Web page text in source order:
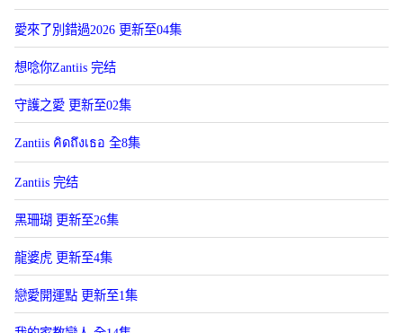
愛來了別錯過2026 更新至04集
想唸你Zantiis 完结
守護之愛 更新至02集
Zantiis คิดถึงเธอ 全8集
Zantiis 完结
黑珊瑚 更新至26集
龍婆虎 更新至4集
戀愛開運點 更新至1集